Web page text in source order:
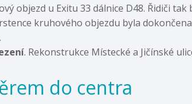
objezd u Exitu 33 dálnice D48. Řidiči
kruhového objezdu byla
. Rekonstrukce Místecké a Jičínské
do centra